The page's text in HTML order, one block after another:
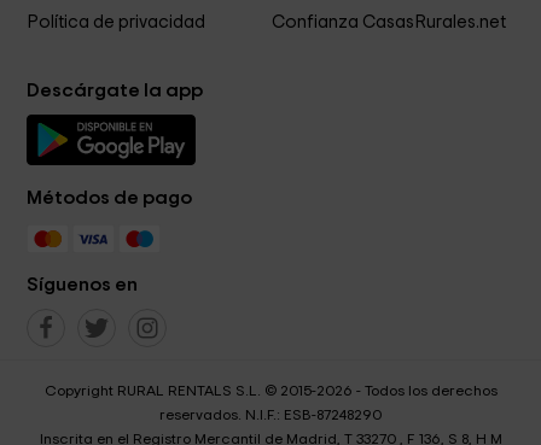
Política de privacidad Confianza CasasRurales.net
Descárgate la app
Métodos de pago
Síguenos en
Copyright RURAL RENTALS S.L. © 2015-2026 - Todos los derechos
reservados. N.I.F.: ESB-87248290
Inscrita en el Registro Mercantil de Madrid, T 33270 , F 136, S 8, H M